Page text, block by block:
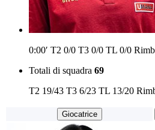
0:00′ T2 0/0 T3 0/0 TL 0/0 Rimb
Totali di squadra 69
T2 19/43 T3 6/23 TL 13/20
Giocatrice